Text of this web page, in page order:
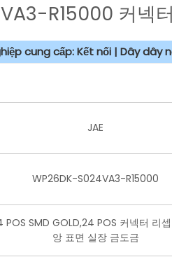
R15000 커넥
cung cấp: Kết nối | Dây dây
JAE
WP26DK-S024VA3-R15000
POS SMD GOLD,24 POS 커넥터 리
앙 표면 실장 금도금